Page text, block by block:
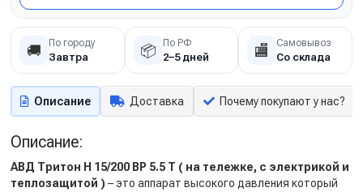
🚚 По городу
Завтра 📦 По РФ
2–5 дней 🏬 Самовывоз
Со склада
Описание Доставка Почему покупают у нас?
Описание:
АВД Тритон H 15/200 BP 5.5 T ( на тележке, с электрикой и
теплозащитой ) – это аппарат высокого давления который